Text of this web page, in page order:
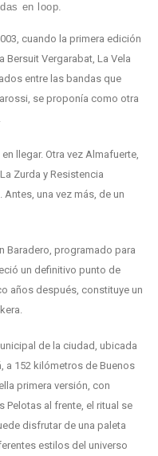
en loop.
cuando la primera edición
Bersuit Vergarabat, La Vela
entre las bandas que
se proponía como otra
llegar. Otra vez Almafuerte,
Zurda y Resistencia
una vez más, de un
Baradero, programado para
un definitivo punto de
años después, constituye un
de la ciudad, ubicada
a 152 kilómetros de Buenos
primera versión, con
Pelotas al frente, el ritual se
disfrutar de una paleta
estilos del universo